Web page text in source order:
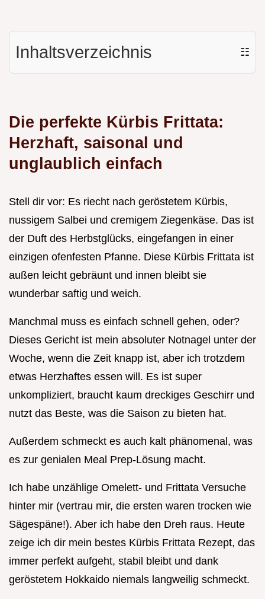
Inhaltsverzeichnis ☷
Die perfekte Kürbis Frittata:
Herzhaft, saisonal und
unglaublich einfach
Stell dir vor: Es riecht nach geröstetem Kürbis,
nussigem Salbei und cremigem Ziegenkäse. Das ist
der Duft des Herbstglücks, eingefangen in einer
einzigen ofenfesten Pfanne. Diese Kürbis Frittata ist
außen leicht gebräunt und innen bleibt sie
wunderbar saftig und weich.
Manchmal muss es einfach schnell gehen, oder?
Dieses Gericht ist mein absoluter Notnagel unter der
Woche, wenn die Zeit knapp ist, aber ich trotzdem
etwas Herzhaftes essen will. Es ist super
unkompliziert, braucht kaum dreckiges Geschirr und
nutzt das Beste, was die Saison zu bieten hat.
Außerdem schmeckt es auch kalt phänomenal, was
es zur genialen Meal Prep-Lösung macht.
Ich habe unzählige Omelett- und Frittata Versuche
hinter mir (vertrau mir, die ersten waren trocken wie
Sägespäne!). Aber ich habe den Dreh raus. Heute
zeige ich dir mein bestes Kürbis Frittata Rezept, das
immer perfekt aufgeht, stabil bleibt und dank
geröstetem Hokkaido niemals langweilig schmeckt.